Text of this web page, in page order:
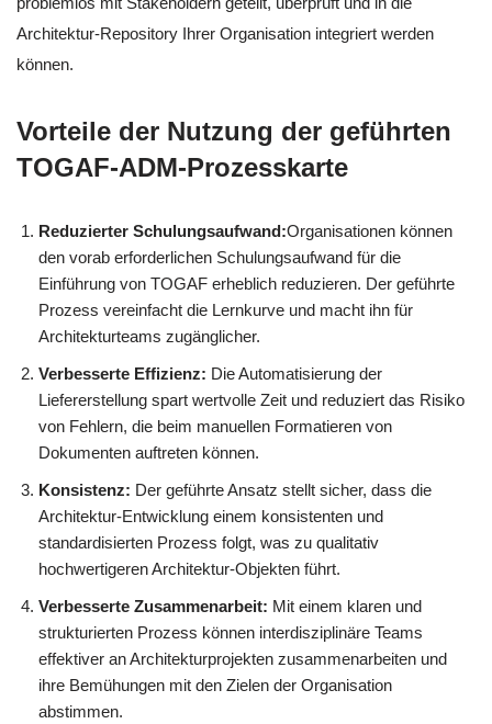
Architektur-Repository Ihrer Organisation integriert werden
können.
Vorteile der Nutzung der geführten
TOGAF-ADM-Prozesskarte
Reduzierter Schulungsaufwand:Organisationen können
den vorab erforderlichen Schulungsaufwand für die
Einführung von TOGAF erheblich reduzieren. Der geführte
Prozess vereinfacht die Lernkurve und macht ihn für
Architekturteams zugänglicher.
Verbesserte Effizienz: Die Automatisierung der
Liefererstellung spart wertvolle Zeit und reduziert das Risiko
von Fehlern, die beim manuellen Formatieren von
Dokumenten auftreten können.
Konsistenz: Der geführte Ansatz stellt sicher, dass die
Architektur-Entwicklung einem konsistenten und
standardisierten Prozess folgt, was zu qualitativ
hochwertigeren Architektur-Objekten führt.
Verbesserte Zusammenarbeit: Mit einem klaren und
strukturierten Prozess können interdisziplinäre Teams
effektiver an Architekturprojekten zusammenarbeiten und
ihre Bemühungen mit den Zielen der Organisation
abstimmen.